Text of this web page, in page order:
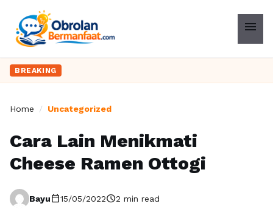
menu
BREAKING
Home / Uncategorized
Cara Lain Menikmati
Cheese Ramen Ottogi
Bayucalendar_today15/05/2022schedule2 min read